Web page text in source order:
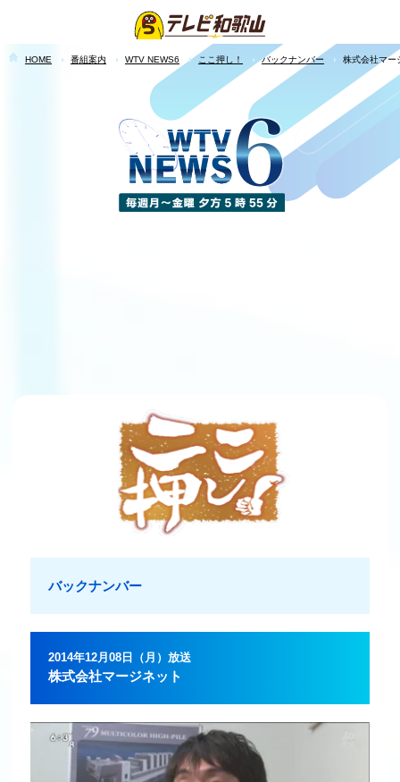
HOME 番組案内 WTV NEWS6 ここ押し！ バックナンバー 株式会社マー
バックナンバー
2014年12月08日（月）放送
株式会社マージネット